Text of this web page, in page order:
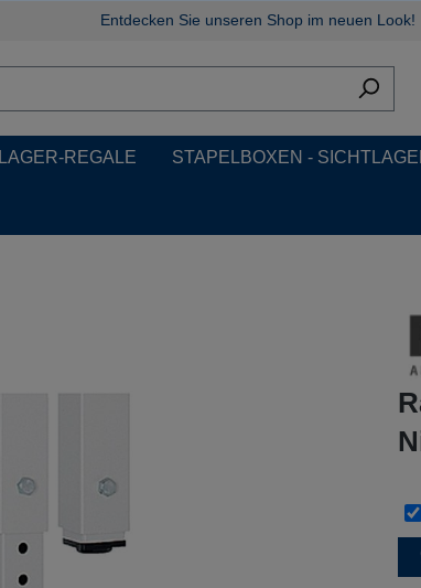
Entdecken Sie unseren Shop im neuen Look!
LAGER-REGALE STAPELBOXEN -